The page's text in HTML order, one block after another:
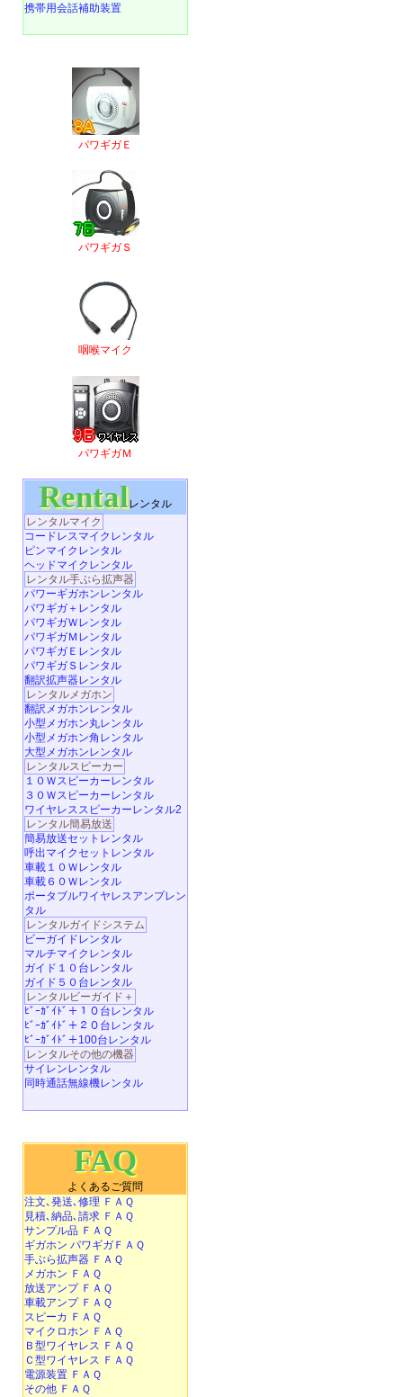
携帯用会話補助装置
パワギガＥ
パワギガＳ
咽喉マイク
パワギガＭ
Rentalレンタル
レンタルマイク
コードレスマイクレンタル
ピンマイクレンタル
ヘッドマイクレンタル
レンタル手ぶら拡声器
パワーギガホンレンタル
パワギガ＋レンタル
パワギガＷレンタル
パワギガＭレンタル
パワギガＥレンタル
パワギガＳレンタル
翻訳拡声器レンタル
レンタルメガホン
翻訳メガホンレンタル
小型メガホン丸レンタル
小型メガホン角レンタル
大型メガホンレンタル
レンタルスピーカー
１０Ｗスピーカーレンタル
３０Ｗスピーカーレンタル
ワイヤレススピーカーレンタル2
レンタル簡易放送
簡易放送セットレンタル
呼出マイクセットレンタル
車載１０Ｗレンタル
車載６０Ｗレンタル
ポータブルワイヤレスアンプレン
タル
レンタルガイドシステム
ビーガイドレンタル
マルチマイクレンタル
ガイド１０台レンタル
ガイド５０台レンタル
レンタルビーガイド＋
ﾋﾞｰｶﾞｲﾄﾞ＋１０台レンタル
ﾋﾞｰｶﾞｲﾄﾞ＋２０台レンタル
ﾋﾞｰｶﾞｲﾄﾞ＋100台レンタル
レンタルその他の機器
サイレンレンタル
同時通話無線機レンタル
FAQ
よくあるご質問
注文､発送､修理 ＦＡＱ
見積､納品､請求 ＦＡＱ
サンプル品 ＦＡＱ
ギガホン パワギガＦＡＱ
手ぶら拡声器 ＦＡＱ
メガホン ＦＡＱ
放送アンプ ＦＡＱ
車載アンプ ＦＡＱ
スピーカ ＦＡＱ
マイクロホン ＦＡＱ
Ｂ型ワイヤレス ＦＡＱ
Ｃ型ワイヤレス ＦＡＱ
電源装置 ＦＡＱ
その他 ＦＡＱ